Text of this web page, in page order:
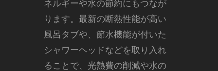
ネルギーや水の節約にもつなが
ります。最新の断熱性能が高い
風呂タブや、節水機能が付いた
シャワーヘッドなどを取り入れ
ることで、光熱費の削減や水の